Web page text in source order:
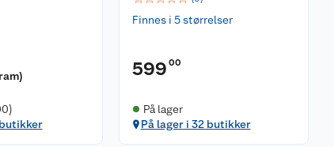
)
Finnes i 5 størrelser
599 00
På lager
På lager i 32 butikker